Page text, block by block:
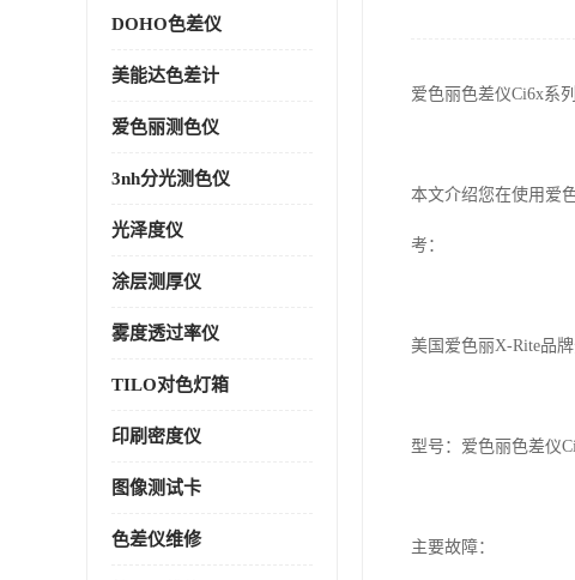
DOHO色差仪
美能达色差计
爱色丽测色仪
3nh分光测色仪
光泽度仪
涂层测厚仪
雾度透过率仪
TILO对色灯箱
印刷密度仪
图像测试卡
色差仪维修
爱色丽色差仪Ci6x系
本文介绍您在使用爱
考：
美国爱色丽X-Rite品
型号：爱色丽色差仪
主要故障：